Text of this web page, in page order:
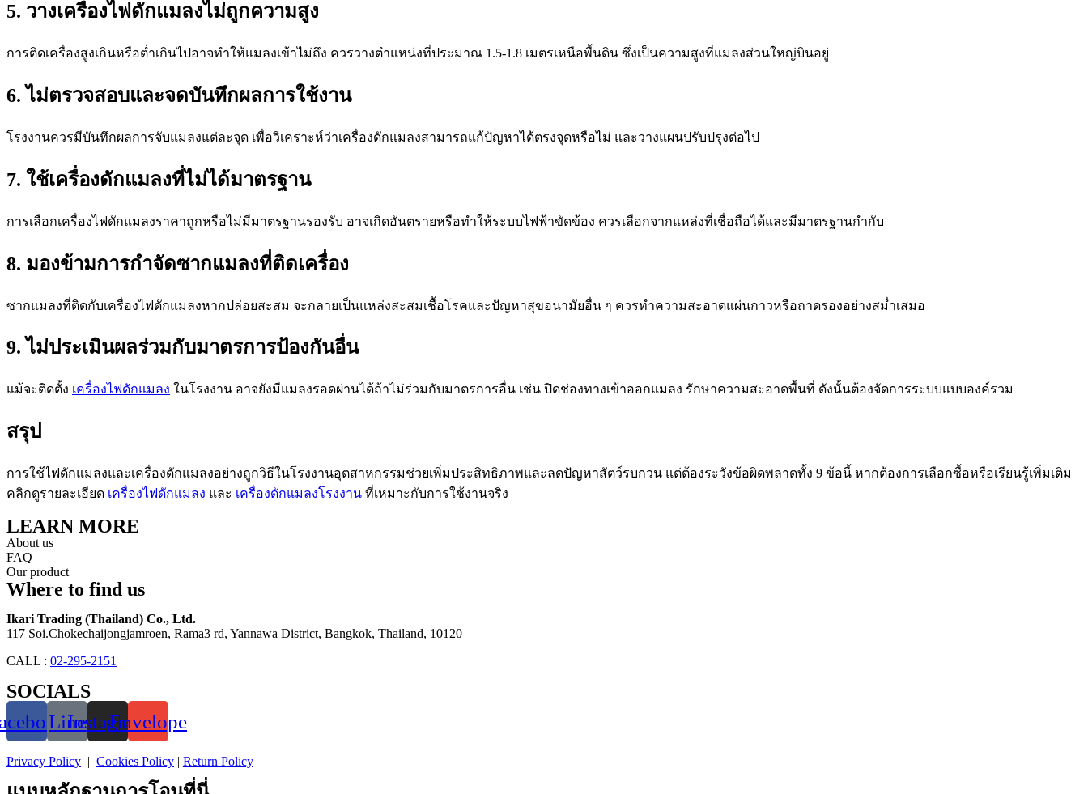
5. วางเครื่องไฟดักแมลงไม่ถูกความสูง
การติดเครื่องสูงเกินหรือต่ำเกินไปอาจทำให้แมลงเข้าไม่ถึง ควรวางตำแหน่งที่ประมาณ 1.5-1.8 เมตรเหนือพื้นดิน ซึ่งเป็นความสูงที่แมลงส่วนใหญ่บินอยู่
6. ไม่ตรวจสอบและจดบันทึกผลการใช้งาน
โรงงานควรมีบันทึกผลการจับแมลงแต่ละจุด เพื่อวิเคราะห์ว่าเครื่องดักแมลงสามารถแก้ปัญหาได้ตรงจุดหรือไม่ และวางแผนปรับปรุงต่อไป
7. ใช้เครื่องดักแมลงที่ไม่ได้มาตรฐาน
การเลือกเครื่องไฟดักแมลงราคาถูกหรือไม่มีมาตรฐานรองรับ อาจเกิดอันตรายหรือทำให้ระบบไฟฟ้าขัดข้อง ควรเลือกจากแหล่งที่เชื่อถือได้และมีมาตรฐานกำกับ
8. มองข้ามการกำจัดซากแมลงที่ติดเครื่อง
ซากแมลงที่ติดกับเครื่องไฟดักแมลงหากปล่อยสะสม จะกลายเป็นแหล่งสะสมเชื้อโรคและปัญหาสุขอนามัยอื่น ๆ ควรทำความสะอาดแผ่นกาวหรือถาดรองอย่างสม่ำเสมอ
9. ไม่ประเมินผลร่วมกับมาตรการป้องกันอื่น
แม้จะติดตั้ง เครื่องไฟดักแมลง ในโรงงาน อาจยังมีแมลงรอดผ่านได้ถ้าไม่ร่วมกับมาตรการอื่น เช่น ปิดช่องทางเข้าออกแมลง รักษาความสะอาดพื้นที่ ดังนั้นต้องจัดการระบบแบบองค์รวม
สรุป
การใช้ไฟดักแมลงและเครื่องดักแมลงอย่างถูกวิธีในโรงงานอุตสาหกรรมช่วยเพิ่มประสิทธิภาพและลดปัญหาสัตว์รบกวน แต่ต้องระวังข้อผิดพลาดทั้ง 9 ข้อนี้ หากต้องการเลือกซื้อหรือเรียนรู้เพิ่มเติม
คลิกดูรายละเอียด เครื่องไฟดักแมลง และ เครื่องดักแมลงโรงงาน ที่เหมาะกับการใช้งานจริง
LEARN MORE
About us
FAQ
Our product
Where to find us
Ikari Trading (Thailand) Co., Ltd.
117 Soi.Chokechaijongjamroen, Rama3 rd, Yannawa District, Bangkok, Thailand, 10120
CALL : 02-295-2151
SOCIALS
LineInstagramEnvelope
Privacy Policy | Cookies Policy | Return Policy